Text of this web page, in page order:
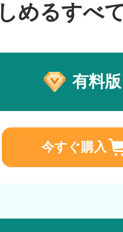
めるすべ
有料版
今すぐ購入